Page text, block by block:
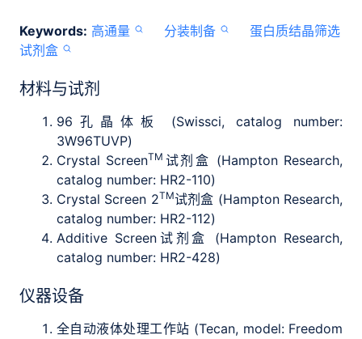
Keywords: 高通量 分装制备
蛋白质结晶筛选
试剂盒
材料与试剂
96孔晶体板 (Swissci, catalog number:
3W96TUVP)
Crystal ScreenTM 试剂盒 (Hampton Research,
catalog number: HR2-110)
Crystal Screen 2TM试剂盒 (Hampton Research,
catalog number: HR2-112)
Additive Screen试剂盒 (Hampton Research,
catalog number: HR2-428)
仪器设备
全自动液体处理工作站 (Tecan, model: Freedom